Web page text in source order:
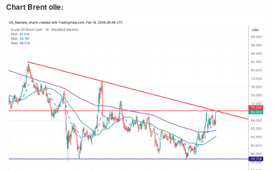
Chart Brent olie: